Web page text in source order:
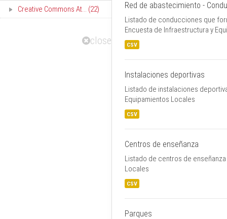
Red de abastecimiento -
Listado de conducciones que
Encuesta de Infraestructura y
CSV
Instalaciones deportivas
Listado de instalaciones
Equipamientos Locales
CSV
Centros de enseñanza
Listado de centros de
Locales
CSV
Parques
Creative Commons At... (22)
close